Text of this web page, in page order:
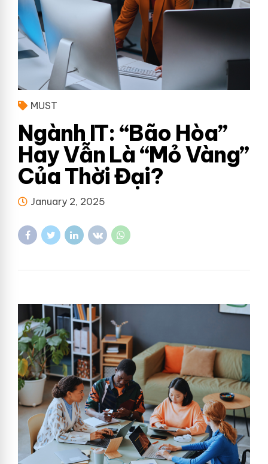
MUST
Ngành IT: “Bão Hòa”
Hay Vẫn Là “Mỏ Vàng”
Của Thời Đại?
January 2, 2025